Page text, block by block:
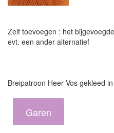
Zelf toevoegen : het
evt. een ander alternatief
Breipatroon Heer Vos gekleed
Garen